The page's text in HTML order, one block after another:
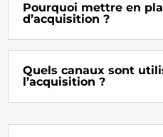
Pourquoi mettre en
d’acquisition ?
Quels canaux sont
l’acquisition ?